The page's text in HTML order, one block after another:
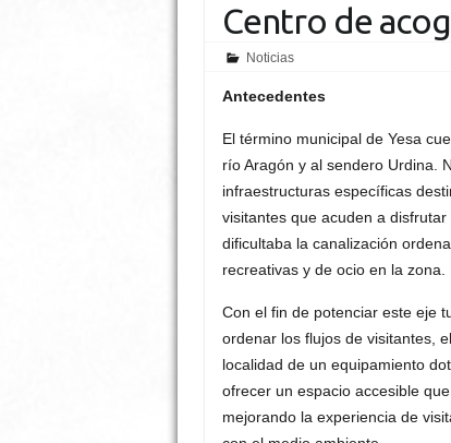
Centro de
Noticias
Antecedentes
El término municipal de Yesa
río Aragón y al sendero Urdina
infraestructuras específicas
visitantes que acuden a
dificultaba la canalización
recreativas y de ocio en la zona
Con el fin de potenciar este eje
ordenar los flujos de visitantes,
localidad de un equipamiento
ofrecer un espacio accesible
mejorando la experiencia de